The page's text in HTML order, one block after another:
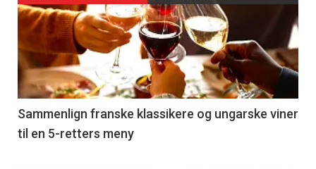
akkurat
nå
-
5
Sammenlign franske klassikere og ungarske viner
til en 5-retters meny